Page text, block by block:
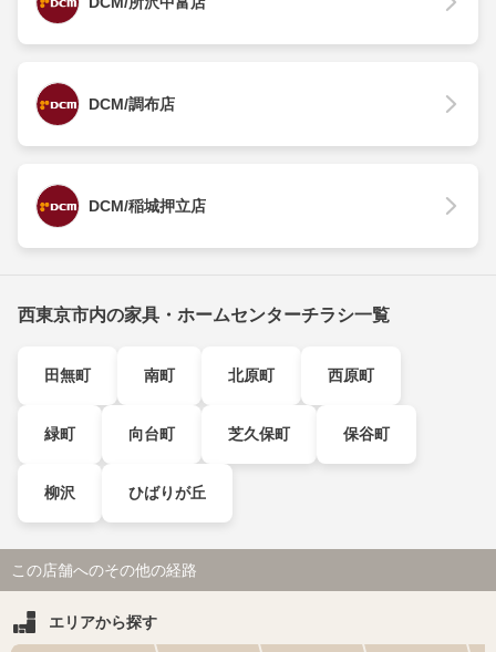
DCM/調布店
DCM/稲城押立店
西東京市内の家具・ホームセンターチラシ一覧
田無町 南町 北原町 西原町
緑町 向台町 芝久保町 保谷町
柳沢 ひばりが丘
この店舗へのその他の経路
エリアから探す